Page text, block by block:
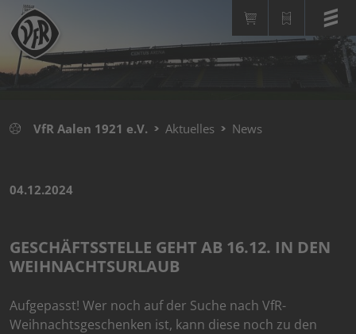
VfR Aalen 1921 e.V. Aktuelles News
04.12.2024
GESCHÄFTSSTELLE GEHT AB 16.12. IN DEN
WEIHNACHTSURLAUB
Aufgepasst! Wer noch auf der Suche nach VfR-
Weihnachtsgeschenken ist, kann diese noch zu den